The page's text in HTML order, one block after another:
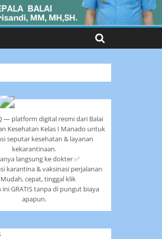
— platform digital resmi dari Balai
Kesehatan Kelas I Manado untuk
seputar kesehatan & layanan
kekarantinaan.
langsung ke dokter ✅
karantina & vaksinasi perjalanan
cepat, tinggal klik
ini GRATIS tanpa di pungut biaya
apapun.